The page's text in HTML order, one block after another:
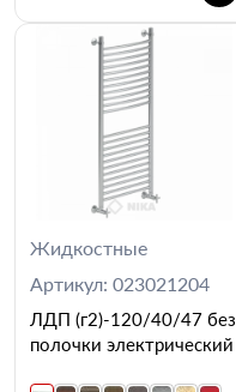
Жидкостные
Артикул: 023021204
ЛДП (г2)-120/40/47 без
полочки электрический